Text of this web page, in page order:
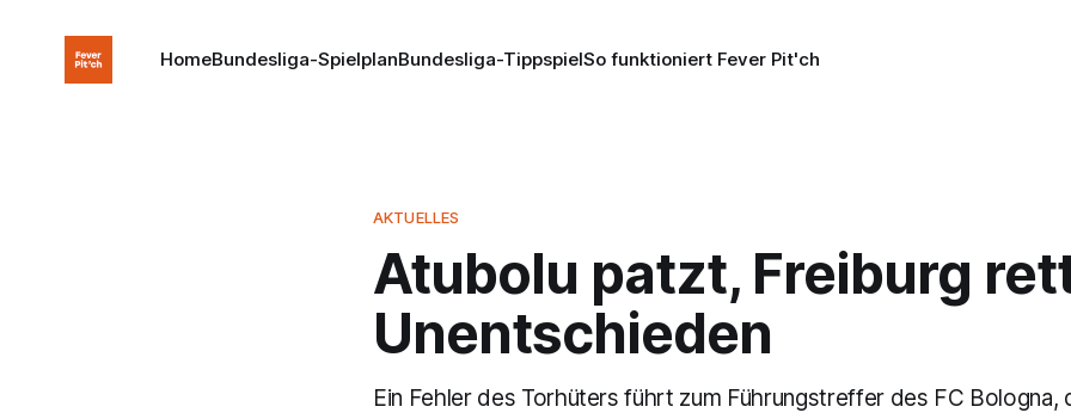
HomeBundesliga-SpielplanBundesliga-TippspielSo funktioniert Fever Pit'ch
AKTUELLES
Atubolu patzt, Freiburg
Unentschieden
Ein Fehler des Torhüters führt zum Führungstreffer des FC Bologna,